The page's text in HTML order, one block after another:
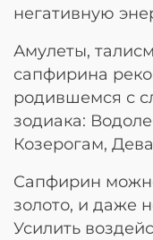
негативную
Амулеты,
сапфирина
родившемся с
зодиака:
Козерогам,
Сапфирин
золото, и даже
Усилить